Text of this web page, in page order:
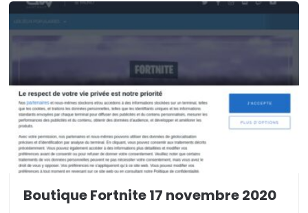
Boutique Fortnite 17 novembre 2020